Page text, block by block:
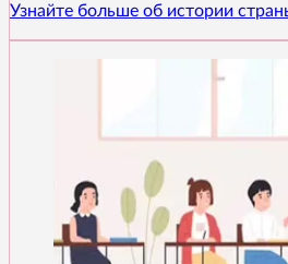
Узнайте больше об истории